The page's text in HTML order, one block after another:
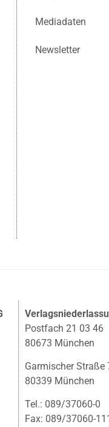
Mediadaten
Newsletter
Postfach 21 03 46
80673 München
Garmischer Straße
80339 München
Tel.: 089/37060-0
Fax: 089/37060-111